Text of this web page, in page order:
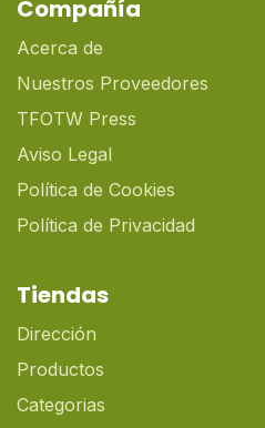
Compañía
Acerca de
Nuestros Proveedores
TFOTW Press
Aviso Legal
Política de Cookies
Política de Privacidad
Tiendas
Dirección
Productos
Categorias